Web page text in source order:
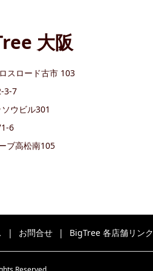
大阪
スロード古市 103
3-7
ウビル301
6
ブ高松南105
お問合せ BigTree 各店舗リンク